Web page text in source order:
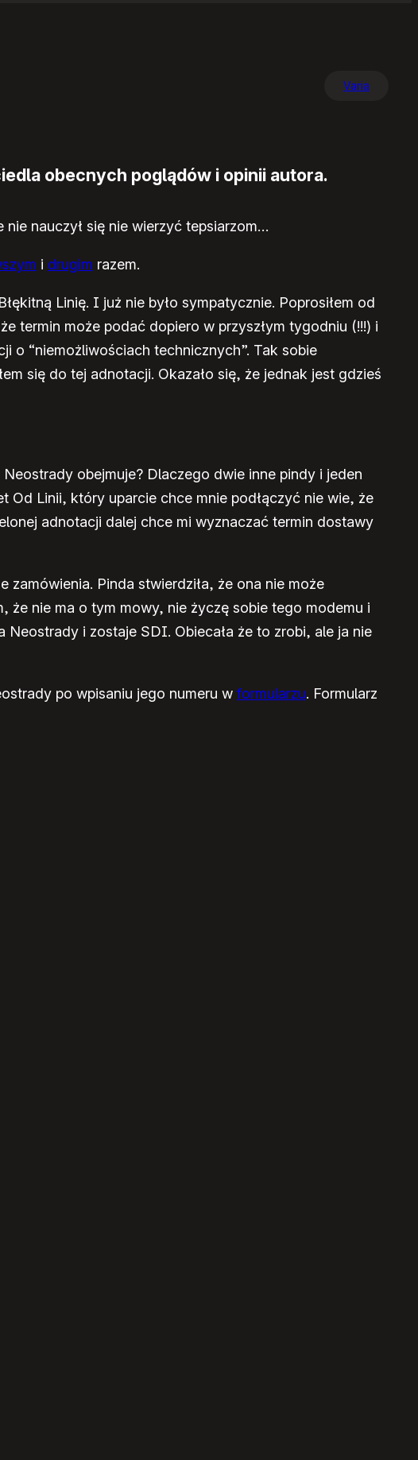
Varia
obecnych poglądów i opinii autora.
nauczył się nie wierzyć tepsiarzom…
i drugim razem.
Linię. I już nie było sympatycznie. Poprosiłem od
termin może podać dopiero w przyszłym tygodniu (!!!) i
o “niemożliwościach technicznych”. Tak sobie
się do tej adnotacji. Okazało się, że jednak jest gdzieś
obejmuje? Dlaczego dwie inne pindy i jeden
Linii, który uparcie chce mnie podłączyć nie wie, że
adnotacji dalej chce mi wyznaczać termin dostawy
zamówienia. Pinda stwierdziła, że ona nie może
że nie ma o tym mowy, nie życzę sobie tego modemu i
i zostaje SDI. Obiecała że to zrobi, ale ja nie
po wpisaniu jego numeru w formularzu. Formularz